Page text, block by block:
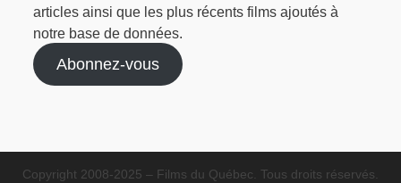
articles ainsi que les plus récents films ajoutés à
notre base de données.
Abonnez-vous
Copyright 2008-2025 – Films du Québec. Tous droits réservés.